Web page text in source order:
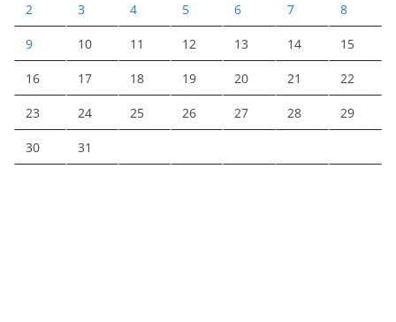
2 3 4 5 6 7 8
9 10 11 12 13 14 15
16 17 18 19 20 21 22
23 24 25 26 27 28 29
30 31